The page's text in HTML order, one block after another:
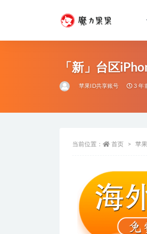
「新」台区
苹果ID共享账号 3 年
当前位置： 首页 苹